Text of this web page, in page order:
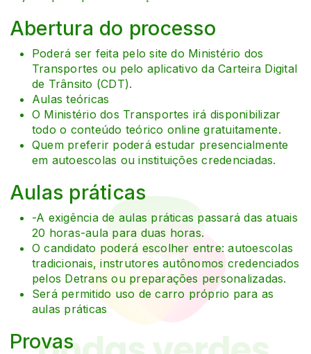
Abertura do processo
Poderá ser feita pelo site do Ministério dos
Transportes ou pelo aplicativo da Carteira Digital
de Trânsito (CDT).
Aulas teóricas
O Ministério dos Transportes irá disponibilizar
todo o conteúdo teórico online gratuitamente.
Quem preferir poderá estudar presencialmente
em autoescolas ou instituições credenciadas.
Aulas práticas
-A exigência de aulas práticas passará das atuais
20 horas-aula para duas horas.
O candidato poderá escolher entre: autoescolas
tradicionais, instrutores autônomos credenciados
pelos Detrans ou preparações personalizadas.
Será permitido uso de carro próprio para as
aulas práticas
Provas